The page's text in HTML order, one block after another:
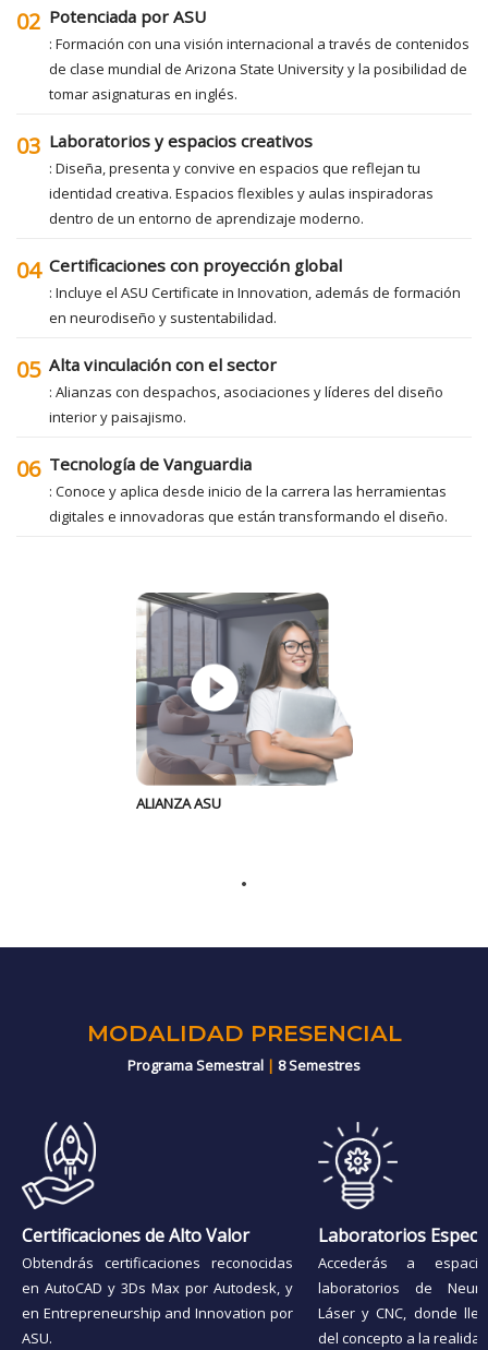
02 Potenciada por ASU
: Formación con una visión internacional a través de contenidos
de clase mundial de Arizona State University y la posibilidad de
tomar asignaturas en inglés.
03 Laboratorios y espacios creativos
: Diseña, presenta y convive en espacios que reflejan tu
identidad creativa. Espacios flexibles y aulas inspiradoras
dentro de un entorno de aprendizaje moderno.
04 Certificaciones con proyección global
: Incluye el ASU Certificate in Innovation, además de formación
en neurodiseño y sustentabilidad.
05 Alta vinculación con el sector
: Alianzas con despachos, asociaciones y líderes del diseño
interior y paisajismo.
06 Tecnología de Vanguardia
: Conoce y aplica desde inicio de la carrera las herramientas
digitales e innovadoras que están transformando el diseño.
ALIANZA ASU
MODALIDAD PRESENCIAL
Programa Semestral | 8 Semestres
Certificaciones de Alto Valor
Obtendrás certificaciones reconocidas
en AutoCAD y 3Ds Max por Autodesk, y
en Entrepreneurship and Innovation por
ASU.
Laboratorios
Accederás a
laboratorios de
Láser y CNC, donde
del concepto a la